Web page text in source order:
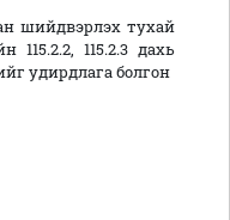
шийдвэрлэх тухай
115.2.2, 115.2.3 дахь
удирдлага болгон